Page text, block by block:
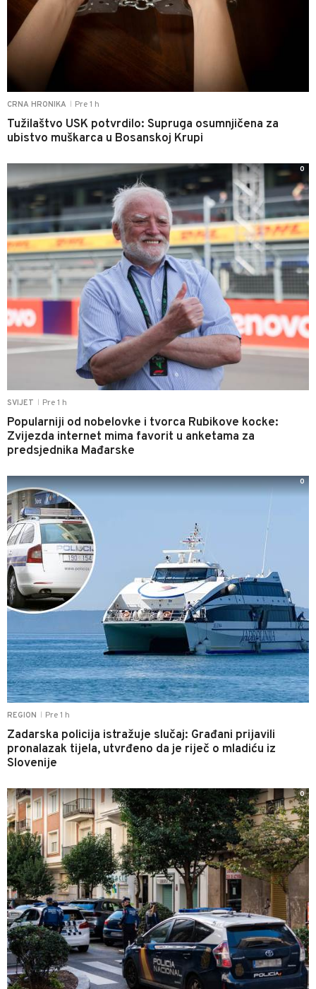
CRNA HRONIKA Pre 1 h
Tužilaštvo USK potvrdilo: Supruga osumnjičena za
ubistvo muškarca u Bosanskoj Krupi
SVIJET Pre 1 h
Popularniji od nobelovke i tvorca Rubikove kocke:
Zvijezda internet mima favorit u anketama za
predsjednika Mađarske
0
REGION Pre 1 h
Zadarska policija istražuje slučaj: Građani prijavili
pronalazak tijela, utvrđeno da je riječ o mladiću iz
Slovenije
0
0